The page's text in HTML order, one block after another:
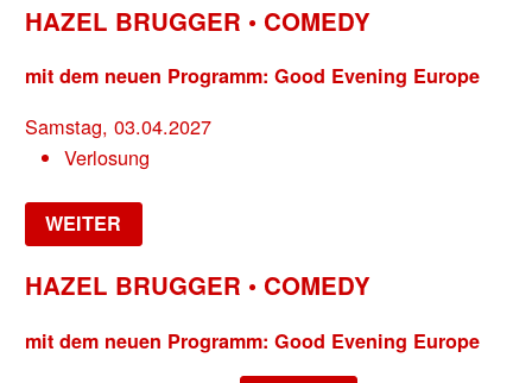
HAZEL BRUGGER • COMEDY
mit dem neuen Programm: Good Evening Europe
Samstag, 03.04.2027
Verlosung
WEITER
HAZEL BRUGGER • COMEDY
mit dem neuen Programm: Good Evening Europe